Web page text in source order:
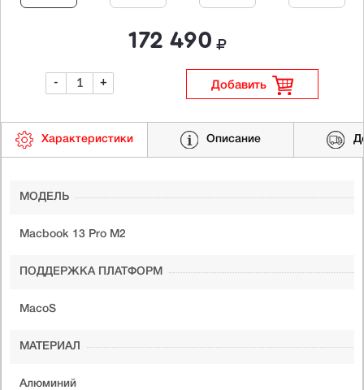
172 490
- + Добавить
Характеристики Описание
МОДЕЛЬ
Macbook 13 Pro M2
ПОДДЕРЖКА ПЛАТФОРМ
MacoS
МАТЕРИАЛ
Алюминий